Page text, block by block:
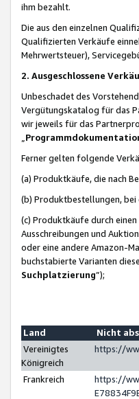
ihm bezahlt.
Die aus den einzelnen
Qualifizierten Verkäufe
Mehrwertsteuer),
2. Ausgeschlossene
Unbeschadet des
Vergütungskatalog für das
wir jeweils für das
Ferner gelten folgende
(a) Produktkäufe, die nach
(b) Produktbestellungen,
(c) Produktkäufe durch
Ausschreibungen und
oder eine andere Amazon-
buchstabierte Varianten
Suchplatzierung”);
Land
Nicht
Vereinigtes
Königreich
https://
Frankreich
https://